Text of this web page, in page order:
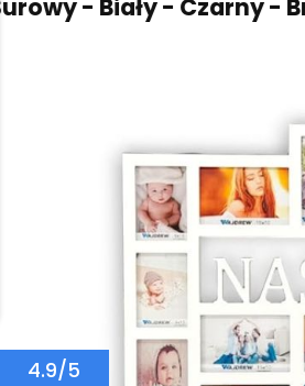
- Biały - Czarny -
4.9/5